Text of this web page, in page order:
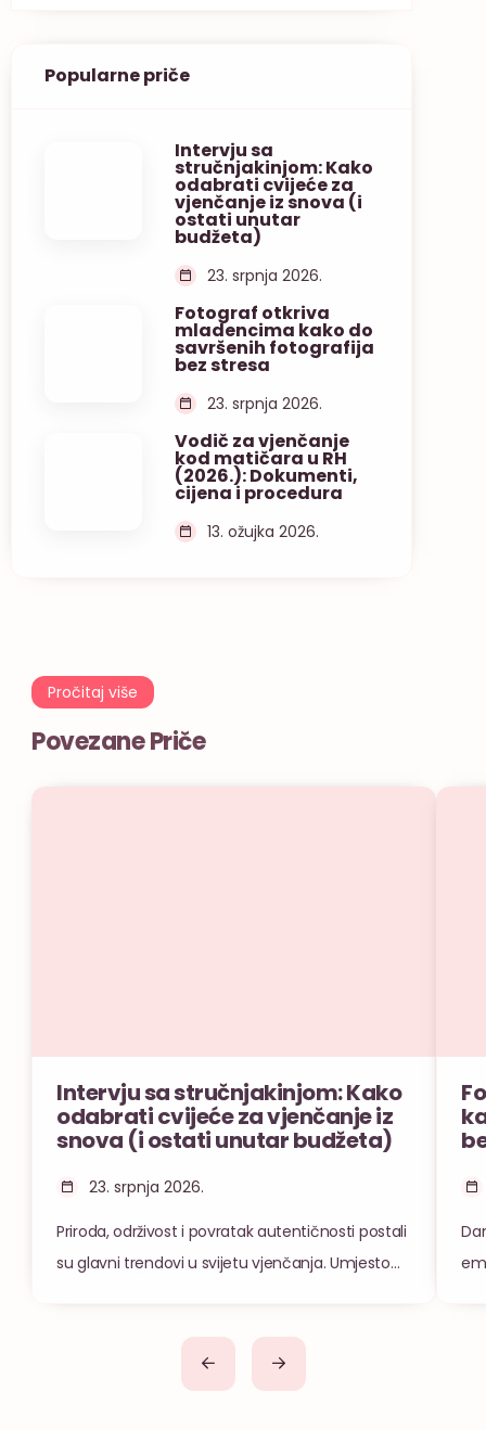
Popularne priče
Intervju sa
stručnjakinjom: Kako
odabrati cvijeće za
vjenčanje iz snova (i
ostati unutar
budžeta)
23. srpnja 2026.
Fotograf otkriva
mladencima kako do
savršenih fotografija
bez stresa
23. srpnja 2026.
Vodič za vjenčanje
kod matičara u RH
(2026.): Dokumenti,
cijena i procedura
13. ožujka 2026.
Pročitaj više
Povezane Priče
Intervju sa stručnjakinjom: Kako
odabrati cvijeće za vjenčanje iz
snova (i ostati unutar budžeta)
23. srpnja 2026.
Priroda, održivost i povratak autentičnosti postali
su glavni trendovi u svijetu vjenčanja. Umjesto
romantični izgled prepun sezonskog cvijeća i
nezaboravnih mirisa. No, kako provesti svoje želje